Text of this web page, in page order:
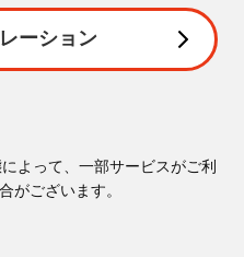
ーション
よって、一部サービスがご利
がございます。